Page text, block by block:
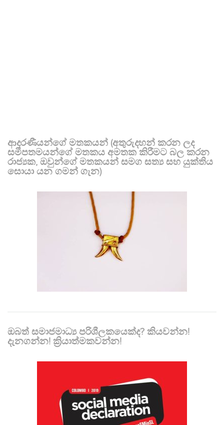
ආදරණීයන්ගේ මතකයන් (අතුරුදහන් කරන ලද
සමීපතමයන්ගේ මතකය අමතක කිරීමට බල කරන
රාජ්‍යක, ඔවුන්ගේ මතකයන් සමග සත්‍ය සහ යුක්තිය
සොයා යන ගමන් ගැන)
ඔබත් සමාජමාධ්‍ය පරිශීලකයෙක්ද? කියවන්න!
දැනගන්න! ක්‍රියාත්මකවන්න!